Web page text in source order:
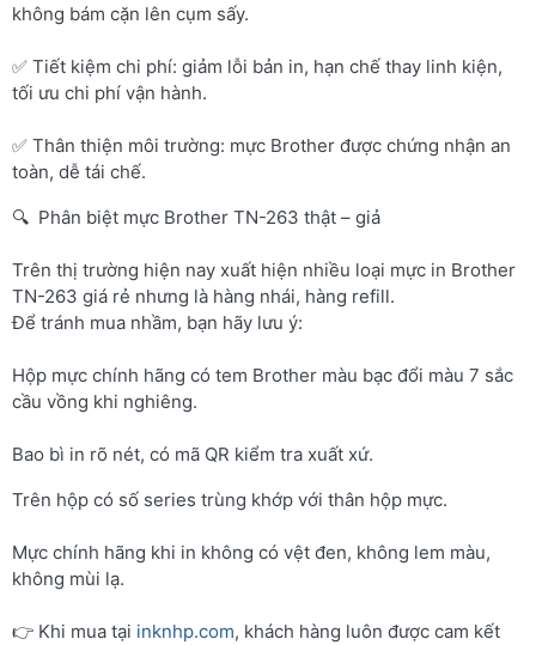
không bám cặn lên cụm sấy.
✅ Tiết kiệm chi phí: giảm lỗi bản in, hạn chế thay linh kiện,
tối ưu chi phí vận hành.
✅ Thân thiện môi trường: mực Brother được chứng nhận an
toàn, dễ tái chế.
🔍 Phân biệt mực Brother TN-263 thật – giả
Trên thị trường hiện nay xuất hiện nhiều loại mực in Brother
TN-263 giá rẻ nhưng là hàng nhái, hàng refill.
Để tránh mua nhầm, bạn hãy lưu ý:
Hộp mực chính hãng có tem Brother màu bạc đổi màu 7 sắc
cầu vồng khi nghiêng.
Bao bì in rõ nét, có mã QR kiểm tra xuất xứ.
Trên hộp có số series trùng khớp với thân hộp mực.
Mực chính hãng khi in không có vệt đen, không lem màu,
không mùi lạ.
👉 Khi mua tại inknhp.com, khách hàng luôn được cam kết